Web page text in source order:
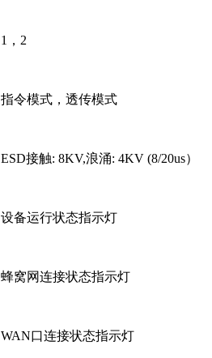
1，2
指令模式，透传模式
ESD接触: 8KV,浪涌: 4KV (8/20us）
设备运行状态指示灯
蜂窝网连接状态指示灯
WAN口连接状态指示灯